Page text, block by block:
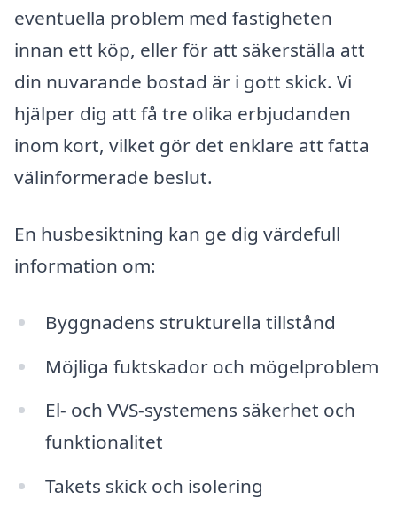
eventuella problem med fastigheten
innan ett köp, eller för att säkerställa att
din nuvarande bostad är i gott skick. Vi
hjälper dig att få tre olika erbjudanden
inom kort, vilket gör det enklare att fatta
välinformerade beslut.
En husbesiktning kan ge dig värdefull
information om:
Byggnadens strukturella tillstånd
Möjliga fuktskador och mögelproblem
El- och VVS-systemens säkerhet och
funktionalitet
Takets skick och isolering